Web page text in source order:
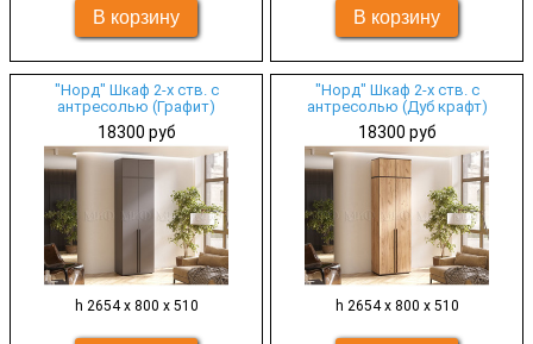
"Норд" Шкаф 2-х ств. с
антресолью (Графит)
18300 руб
h 2654 х 800 х 510
"Норд" Шкаф 2-х ств. с
антресолью (Дуб крафт)
18300 руб
h 2654 х 800 х 510